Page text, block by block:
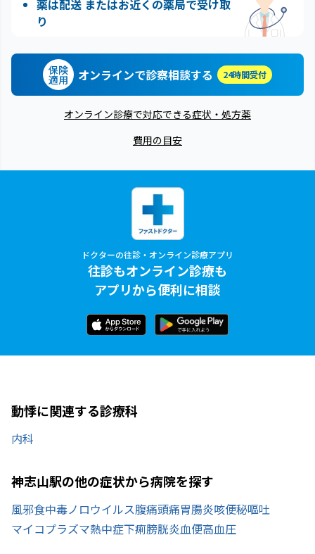
薬は配送 またはお近くの薬局で受け取
り
保険
適用 オンラインで診察相談する 24時間受付
オンライン診療で対応できる症状・処方薬
費用の目安
ドクターの往診・オンライン診療アプリ
往診もオンライン診療も
アプリから便利に相談
動悸に関連する診療科
内科
神志山駅の他の症状から病院を探す
風邪食中毒ノロウイルス腹痛頭痛胃腸炎咳便秘嘔吐
マイコプラズマ熱中症下痢膀胱炎血便高血圧